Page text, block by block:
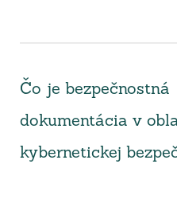
Čo je bezpečnostná
dokumentácia v
kybernetickej